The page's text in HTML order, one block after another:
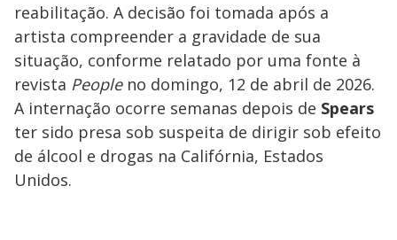
reabilitação. A decisão foi tomada após a
artista compreender a gravidade de sua
situação, conforme relatado por uma fonte à
revista Peopleno domingo, 12 de abril de 2026.
A internação ocorre semanas depois de Spears
ter sido presa sob suspeita de dirigir sob efeito
de álcool e drogas na Califórnia, Estados
Unidos.